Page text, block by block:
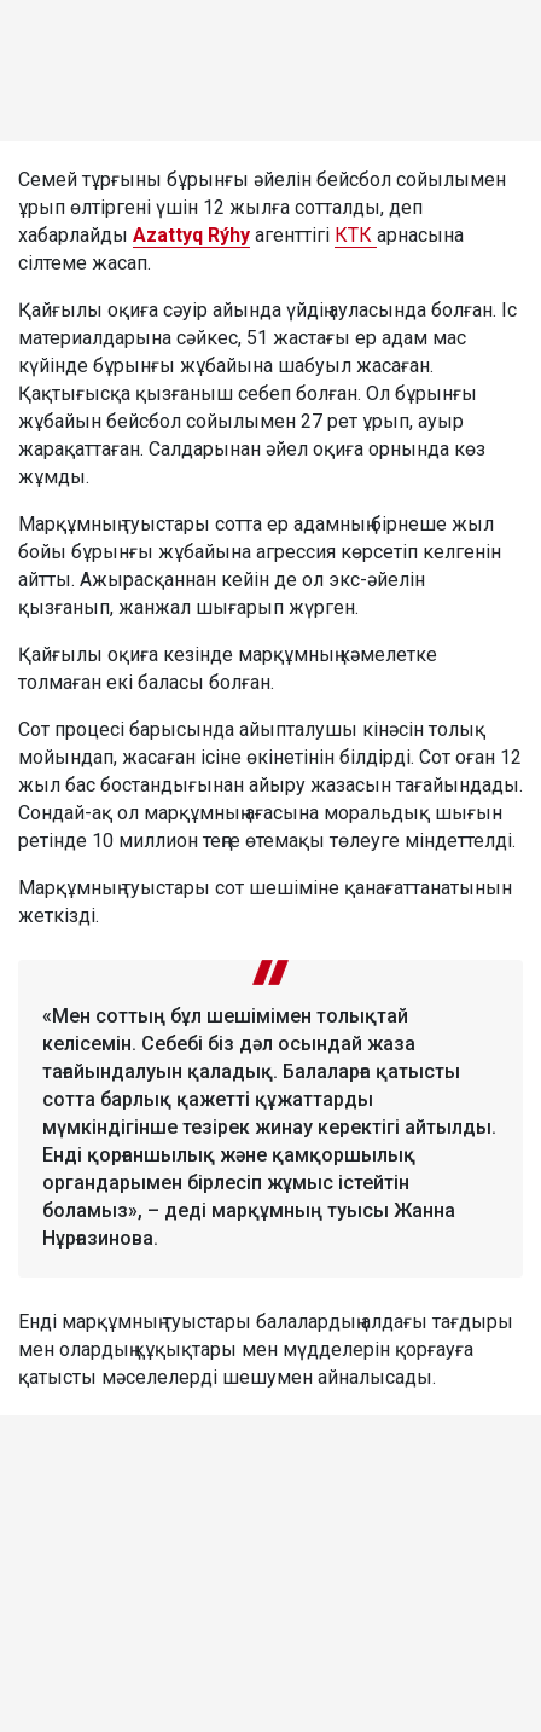
Семей тұрғыны бұрынғы әйелін бейсбол сойылымен
ұрып өлтіргені үшін 12 жылға сотталды, деп
хабарлайды Azattyq Rýhy агенттігі КТК арнасына
сілтеме жасап.
Қайғылы оқиға сәуір айында үйдің ауласында болған. Іс
материалдарына сәйкес, 51 жастағы ер адам мас
күйінде бұрынғы жұбайына шабуыл жасаған.
Қақтығысқа қызғаныш себеп болған. Ол бұрынғы
жұбайын бейсбол сойылымен 27 рет ұрып, ауыр
жарақаттаған. Салдарынан әйел оқиға орнында көз
жұмды.
Марқұмның туыстары сотта ер адамның бірнеше жыл
бойы бұрынғы жұбайына агрессия көрсетіп келгенін
айтты. Ажырасқаннан кейін де ол экс-әйелін
қызғанып, жанжал шығарып жүрген.
Қайғылы оқиға кезінде марқұмның кәмелетке
толмаған екі баласы болған.
Сот процесі барысында айыпталушы кінәсін толық
мойындап, жасаған ісіне өкінетінін білдірді. Сот оған 12
жыл бас бостандығынан айыру жазасын тағайындады.
Сондай-ақ ол марқұмның ағасына моральдық шығын
ретінде 10 миллион теңге өтемақы төлеуге міндеттелді.
Марқұмның туыстары сот шешіміне қанағаттанатынын
жеткізді.
«Мен соттың бұл шешімімен толықтай
келісемін. Себебі біз дәл осындай жаза
тағайындалуын қаладық. Балаларға қатысты
сотта барлық қажетті құжаттарды
мүмкіндігінше тезірек жинау керектігі айтылды.
Енді қорғаншылық және қамқоршылық
органдарымен бірлесіп жұмыс істейтін
боламыз», – деді марқұмның туысы Жанна
Нұрғазинова.
Енді марқұмның туыстары балалардың алдағы тағдыры
мен олардың құқықтары мен мүдделерін қорғауға
қатысты мәселелерді шешумен айналысады.